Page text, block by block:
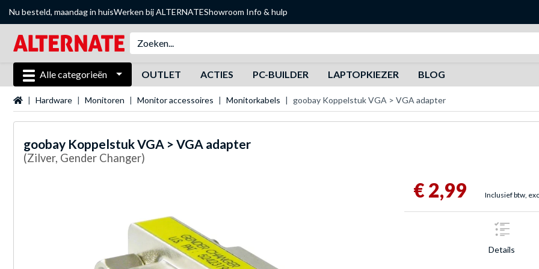
Nu besteld, maandag in huisWerken bij ALTERNATEShowroom Info & hulp
Alle categorieën OUTLET ACTIES PC-BUILDER LAPTOPKIEZER BLOG
Startpagina
Hardware Monitoren Monitor accessoires Monitorkabels goobay Koppelstuk VGA > VGA adapter
goobay Koppelstuk VGA > VGA adapter
(Zilver, Gender Changer)
€ 2,99 Inclusief btw,
Details